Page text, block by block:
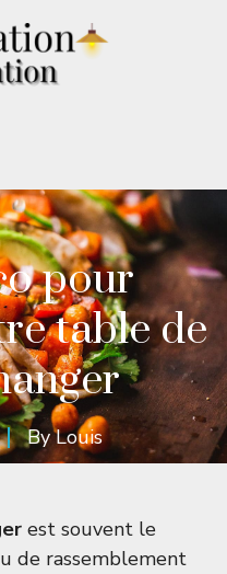
pour
table de
ByLouis
est souvent le
de rassemblement